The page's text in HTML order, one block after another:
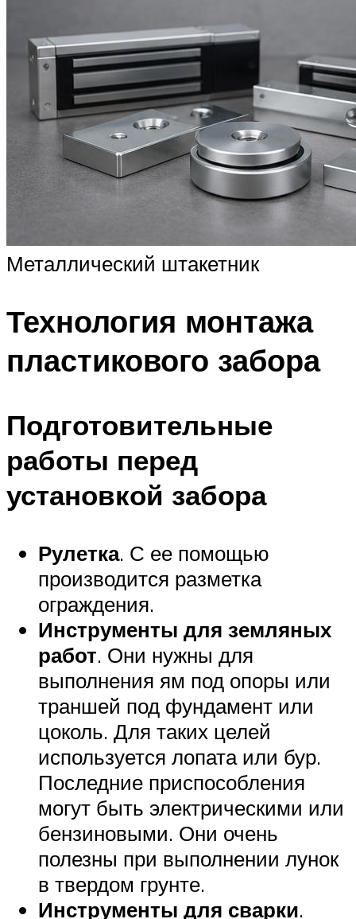
Металлический штакетник
Технология монтажа
пластикового забора
Подготовительные
работы перед
установкой забора
Рулетка. С ее помощью
производится разметка
ограждения.
Инструменты для земляных
работ. Они нужны для
выполнения ям под опоры или
траншей под фундамент или
цоколь. Для таких целей
используется лопата или бур.
Последние приспособления
могут быть электрическими или
бензиновыми. Они очень
полезны при выполнении лунок
в твердом грунте.
Инструменты для сварки.